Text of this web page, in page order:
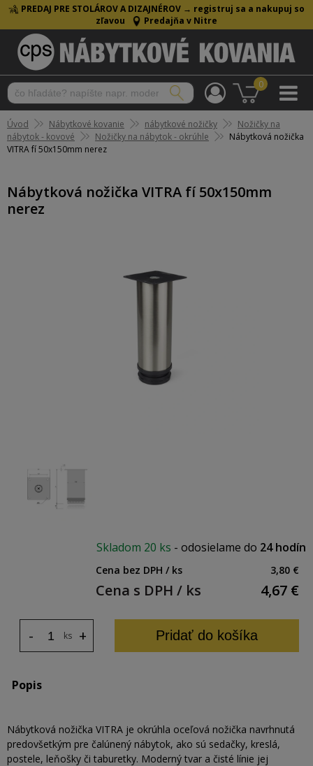
PREDAJ PRE STOLÁROV A DIZAJNÉROV → registruj sa a nakupuj so
zľavou
Predajňa v Nitre
0
Úvod Nábytkové kovanie nábytkové nožičky
Nožičky na
nábytok - kovové
Nožičky na nábytok - okrúhle
Nábytková nožička
VITRA fí 50x150mm nerez
Nábytková nožička VITRA fí 50x150mm
nerez
Skladom 20 ks - odosielame do 24 hodín
Cena bez DPH / ks 3,80 €
Cena s DPH / ks 4,67 €
ks +
- Pridať do košíka
Popis
Nábytková nožička VITRA je okrúhla oceľová nožička navrhnutá
predovšetkým pre čalúnený nábytok, ako sú sedačky, kreslá,
postele, leňošky či taburetky. Moderný tvar a čisté línie jej